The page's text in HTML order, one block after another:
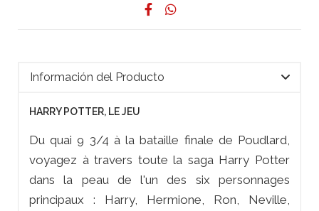
Información del Producto
HARRY POTTER, LE JEU
Du quai 9 3/4 à la bataille finale de Poudlard,
voyagez à travers toute la saga Harry Potter
dans la peau de l'un des six personnages
principaux : Harry, Hermione, Ron, Neville,